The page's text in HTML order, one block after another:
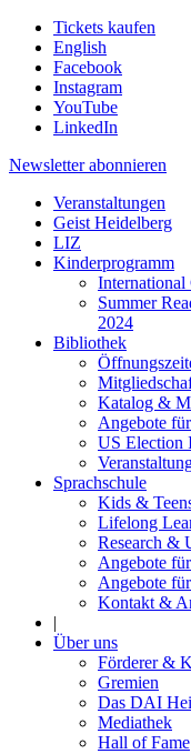
Tickets kaufen
English
Facebook
Instagram
YouTube
LinkedIn
Newsletter abonnieren
Veranstaltungen
Geist Heidelberg
LIZ
Kinderprogramm
International
Summer
2024
Bibliothek
Katalog &
Angebote
US Election
Sprachschule
Kids &
Lifelong
Research &
Angebote
Angebote
Kontakt &
|
Über uns
Förderer &
Gremien
Das DAI
Mediathek
Hall of Fame